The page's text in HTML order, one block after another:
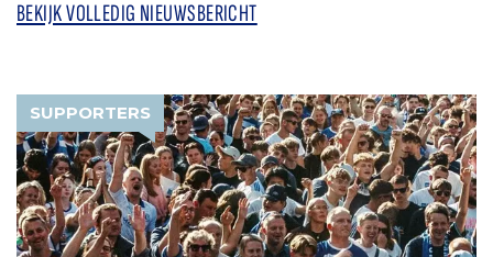
BEKIJK VOLLEDIG NIEUWSBERICHT
SUPPORTERS